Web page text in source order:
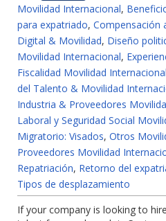
Movilidad Internacional,
para expatriado, Compensación
Digital & Movilidad, Diseño
Movilidad Internacional,
Fiscalidad Movilidad Internacional
del Talento & Movilidad
Industria & Proveedores
Laboral y Seguridad Social
Migratorio: Visados, Otros
Proveedores Movilidad
Repatriación, Retorno del
Tipos de desplazamiento
If your company is looking to